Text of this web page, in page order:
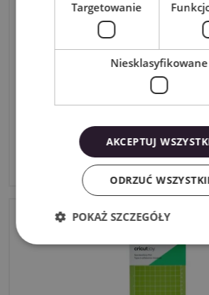
Mata Cricut Joy – 11.4×16.5 cm
brutto
Targetowanie
Niesklasyfikowane
AKCEPTUJ
ODRZUĆ
POKAŻ SZCZEGÓŁY